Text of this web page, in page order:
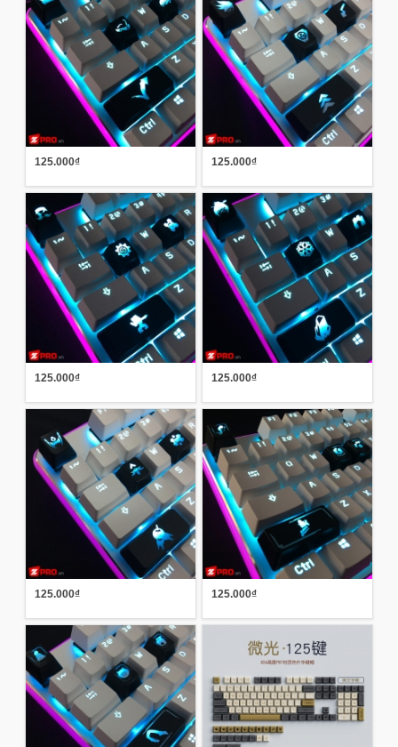
125.000₫ 125.000₫
125.000₫ 125.000₫
125.000₫ 125.000₫